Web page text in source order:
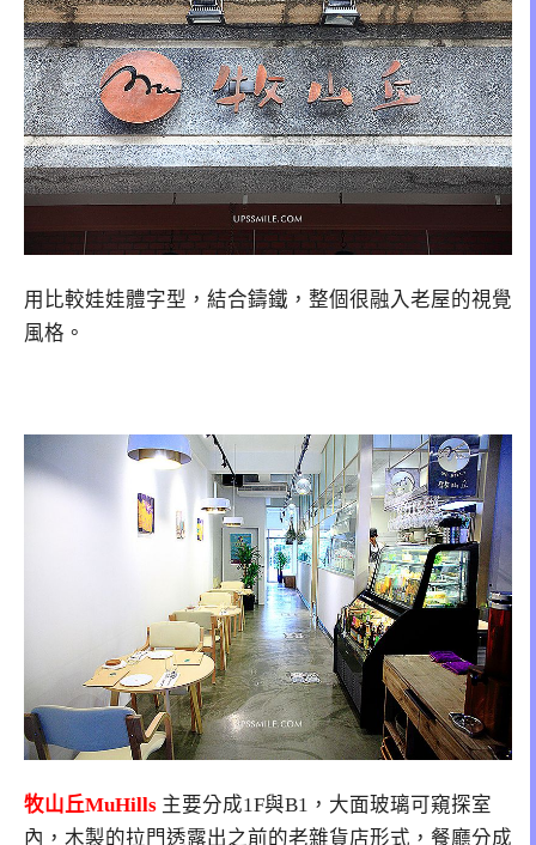
用比較娃娃體字型，結合鑄鐵，整個很融入老屋的視覺
風格。
牧山丘MuHills 主要分成1F與B1，大面玻璃可窺探室
內，木製的拉門透露出之前的老雜貨店形式，餐廳分成